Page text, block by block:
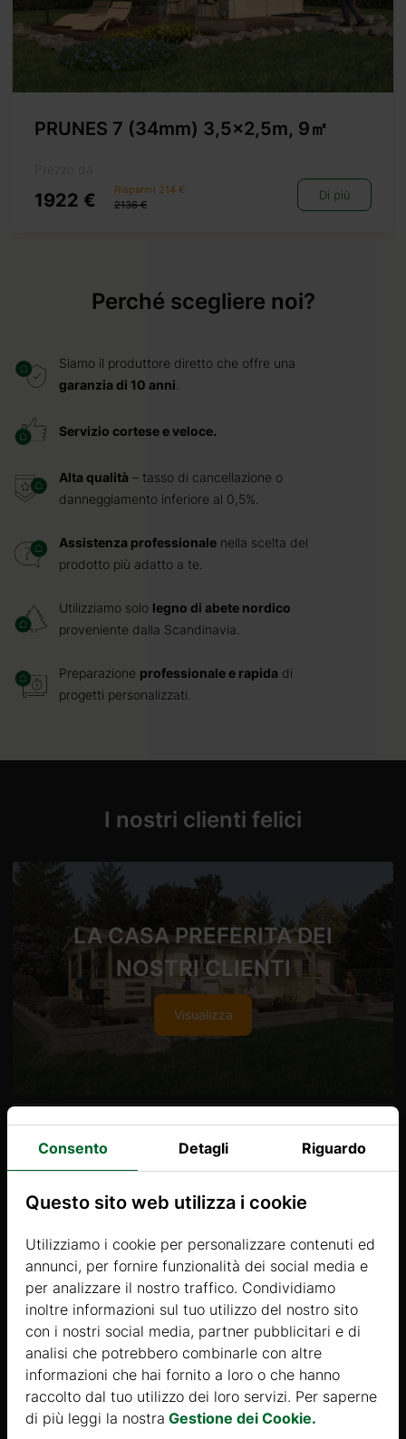
PRUNES 7 (34mm) 3,5×2,5m, 9㎡
1922 €
Risparmi 214 €
2136 €
Di più
Perché scegliere noi?
Siamo il produttore diretto che offre una
garanzia di 10 anni
Servizio cortese e veloce.
Alta qualità – tasso di cancellazione o
danneggiamento inferiore al 0,5%.
Assistenza professionale nella scelta del
prodotto più adatto a te.
Utilizziamo solo legno di abete nordico
proveniente dalla Scandinavia.
Preparazione professionale e rapida di
progetti personalizzati.
I nostri clienti felici
LA CASA PREFERITA DEI
NOSTRI CLIENTI
Visualizza
Visualizza
Consento Detagli Riguardo
Questo sito web utilizza i cookie
Utilizziamo i cookie per personalizzare contenuti ed
annunci, per fornire funzionalità dei social media e
per analizzare il nostro traffico. Condividiamo
inoltre informazioni sul tuo utilizzo del nostro sito
con i nostri social media, partner pubblicitari e di
analisi che potrebbero combinarle con altre
informazioni che hai fornito a loro o che hanno
raccolto dal tuo utilizzo dei loro servizi. Per saperne
di più leggi la nostra Gestione dei Cookie.